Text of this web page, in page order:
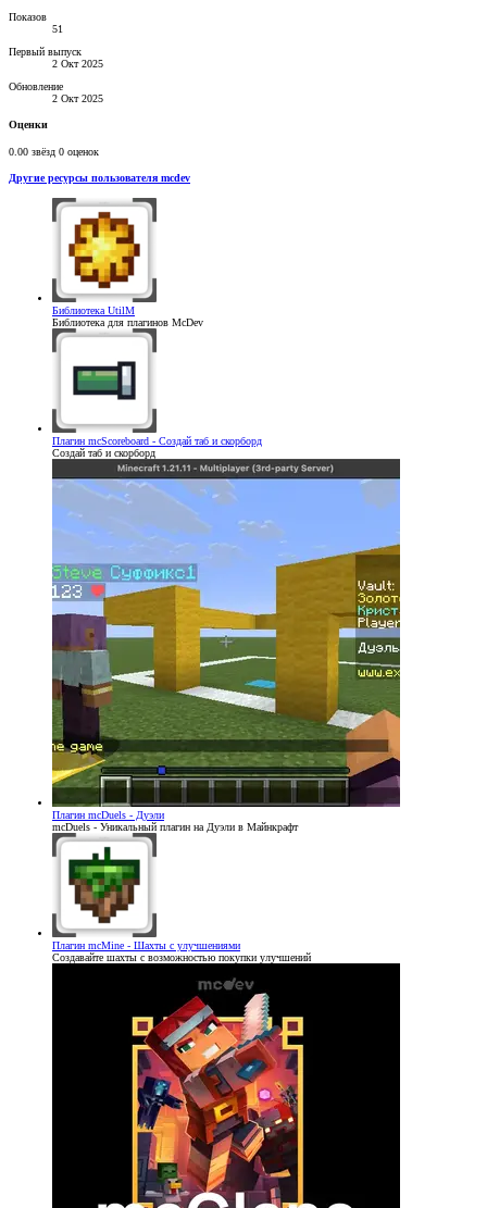
Показов
51
Первый выпуск
2 Окт 2025
Обновление
2 Окт 2025
Оценки
0.00 звёзд 0 оценок
Другие ресурсы пользователя mcdev
Библиотека UtilM
Библиотека для плагинов McDev
Плагин mcScoreboard - Создай таб и скорборд
Создай таб и скорборд
Плагин mcDuels - Дуэли
mcDuels - Уникальный плагин на Дуэли в Майнкрафт
Плагин mcMine - Шахты с улучшениями
Создавайте шахты с возможностью покупки улучшений